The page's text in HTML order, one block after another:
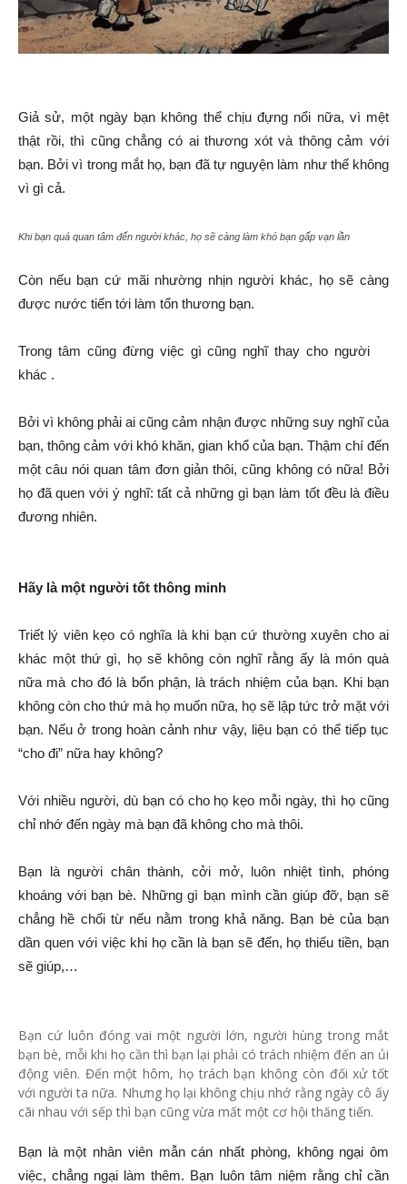
Giả sử, một ngày bạn không thể chịu đựng nổi nữa, vì mệt
thật rồi, thì cũng chẳng có ai thương xót và thông cảm với
bạn. Bởi vì trong mắt họ, bạn đã tự nguyện làm như thế không
vì gì cả.
Khi bạn quá quan tâm đến người khác, họ sẽ càng làm khó bạn gấp vạn lần
Còn nếu bạn cứ mãi nhường nhịn người khác, họ sẽ càng
được nước tiến tới làm tổn thương bạn.
Trong tâm cũng đừng việc gì cũng nghĩ thay cho người
khác .
Bởi vì không phải ai cũng cảm nhận được những suy nghĩ của
bạn, thông cảm với khó khăn, gian khổ của bạn. Thậm chí đến
một câu nói quan tâm đơn giản thôi, cũng không có nữa! Bởi
họ đã quen với ý nghĩ: tất cả những gì bạn làm tốt đều là điều
đương nhiên.
Hãy là một người tốt thông minh
Triết lý viên kẹo có nghĩa là khi bạn cứ thường xuyên cho ai
khác một thứ gì, họ sẽ không còn nghĩ rằng ấy là món quà
nữa mà cho đó là bổn phận, là trách nhiệm của bạn. Khi bạn
không còn cho thứ mà họ muốn nữa, họ sẽ lập tức trở mặt với
bạn. Nếu ở trong hoàn cảnh như vậy, liệu bạn có thể tiếp tục
“cho đi” nữa hay không?
Với nhiều người, dù bạn có cho họ kẹo mỗi ngày, thì họ cũng
chỉ nhớ đến ngày mà bạn đã không cho mà thôi.
Bạn là người chân thành, cởi mở, luôn nhiệt tình, phóng
khoáng với bạn bè. Những gì bạn mình cần giúp đỡ, bạn sẽ
chẳng hề chối từ nếu nằm trong khả năng. Bạn bè của bạn
dần quen với việc khi họ cần là bạn sẽ đến, họ thiếu tiền, bạn
sẽ giúp,…
Bạn cứ luôn đóng vai một người lớn, người hùng trong mắt
bạn bè, mỗi khi họ cần thì bạn lại phải có trách nhiệm đến an ủi
động viên. Đến một hôm, họ trách bạn không còn đối xử tốt
với người ta nữa. Nhưng họ lại không chịu nhớ rằng ngày cô ấy
cãi nhau với sếp thì bạn cũng vừa mất một cơ hội thăng tiến.
Bạn là một nhân viên mẫn cán nhất phòng, không ngại ôm
việc, chẳng ngại làm thêm. Bạn luôn tâm niệm rằng chỉ cần